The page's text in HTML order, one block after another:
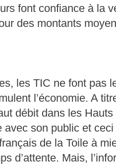
font confiance à la
des montants
les TIC ne font pas
l’économie. A
débit dans les
avec son public et
de la Toile à
d’attente. Mais,